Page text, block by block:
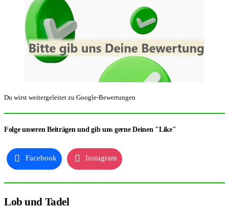
Du wirst weitergeleitet zu Google-Bewertungen
Folge unseren Beiträgen und gib uns gerne Deinen "Like"
Facebook Instagram
Lob und Tadel